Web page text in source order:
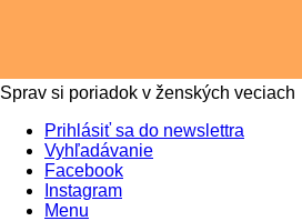
Sprav si poriadok v ženských veciach
Prihlásiť sa do newslettra
Vyhľadávanie
Facebook
Instagram
Menu